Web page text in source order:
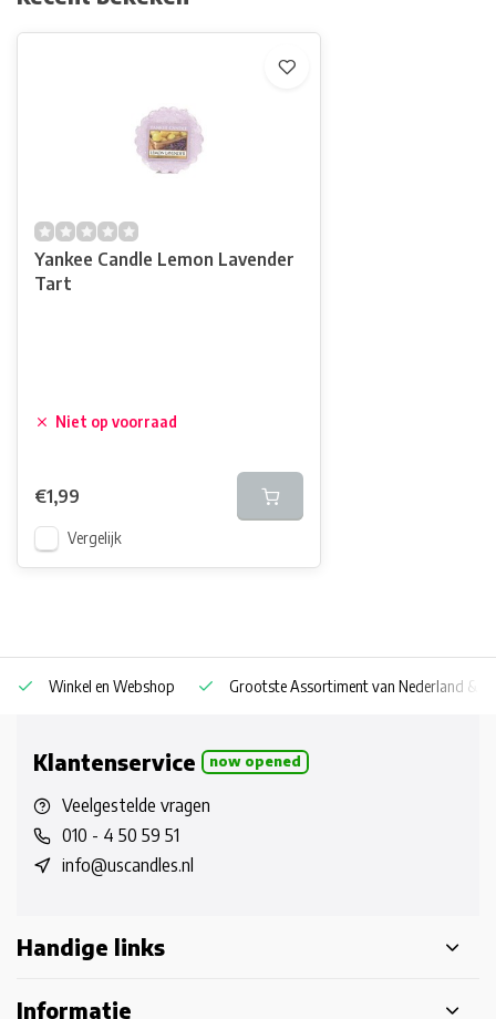
Yankee Candle Lemon Lavender
Tart
Niet op voorraad
€1,99
Vergelijk
Winkel en Webshop Grootste Assortiment van Nederland &
Klantenservice now opened
Veelgestelde vragen
010 - 4 50 59 51
info@uscandles.nl
Handige links
Informatie